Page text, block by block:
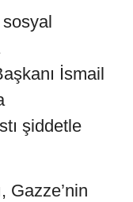
sosyal
İsmail
şiddetle
Gazze’nin